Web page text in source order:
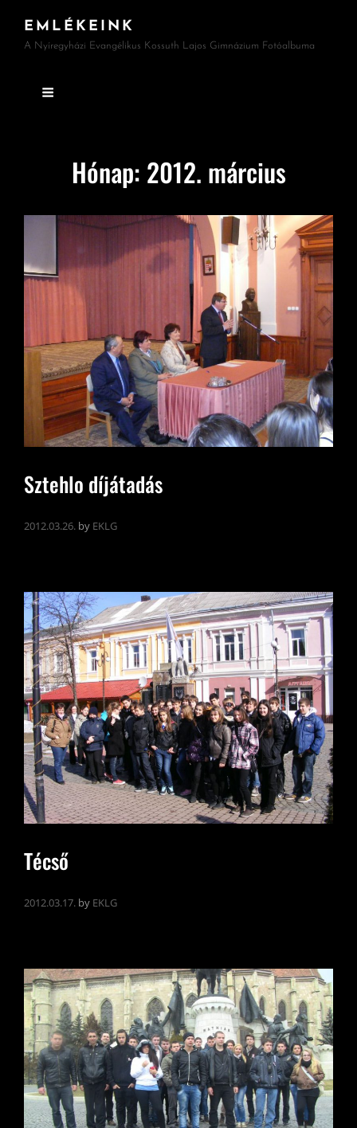
EMLÉKEINK
A Nyíregyházi Evangélikus Kossuth Lajos Gimnázium Fotóalbuma
Hónap: 2012. március
Sztehlo díjátadás
2012.03.26. by EKLG
Técső
2012.03.17. by EKLG